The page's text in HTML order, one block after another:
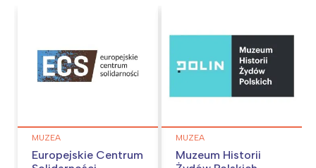
MUZEA
Europejskie Centrum
MUZEA
Muzeum Historii